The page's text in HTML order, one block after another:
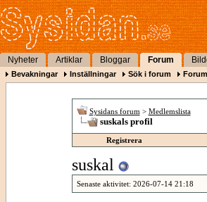
Nyheter Artiklar Bloggar Forum
Bevakningar Inställningar Sök i forum
Sysidans forum > Medlemslista
suskals profil
Registrera
suskal
Senaste aktivitet: 2026-07-14 21:18